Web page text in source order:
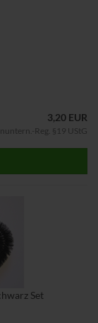
3,20 EUR
Reg. §19 UStG
Set